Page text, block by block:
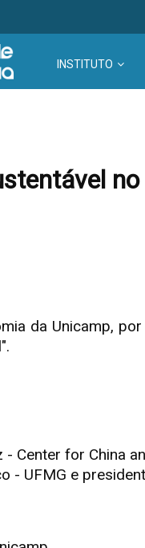
INSTITUTO
da Unicamp,
- Center for China
- UFMG e